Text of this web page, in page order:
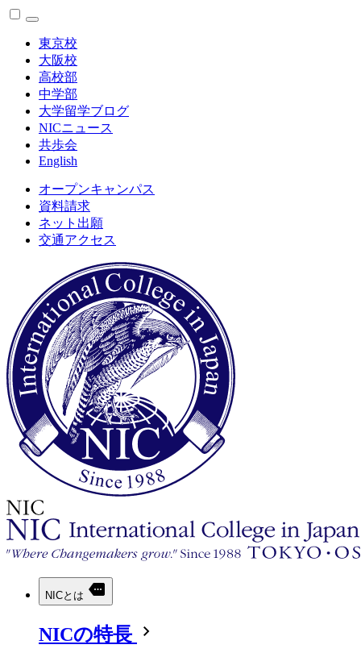
東京校
大阪校
高校部
中学部
大学留学ブログ
NICニュース
共歩会
English
オープンキャンパス
資料請求
ネット出願
交通アクセス
NICとは
NICの特長